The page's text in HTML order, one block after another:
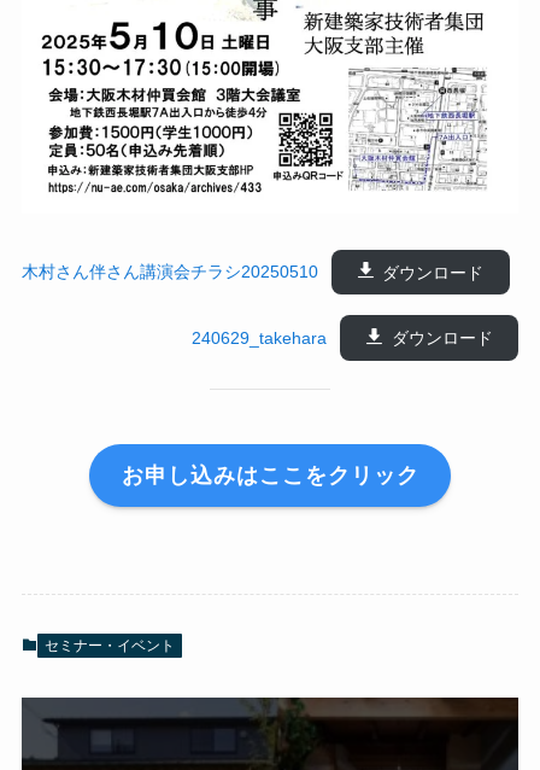
木村さん伴さん講演会チラシ20250510 ダウンロード
240629_takehara ダウンロード
お申し込みはここをクリック
セミナー・イベント